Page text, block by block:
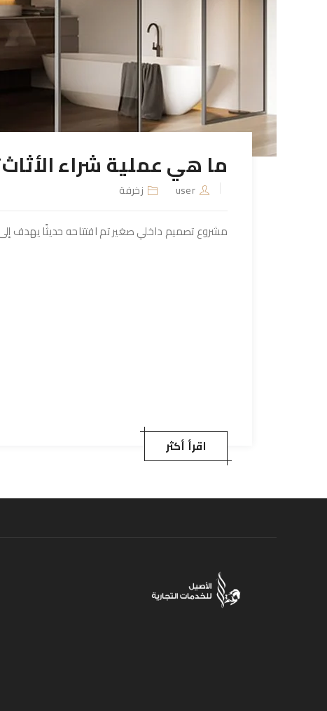
ما هي عملية شراء
user زخرفة
مشروع تصميم داخلي صغير تم افتتاحه حديثًا يهدف
اقرأ أكثر